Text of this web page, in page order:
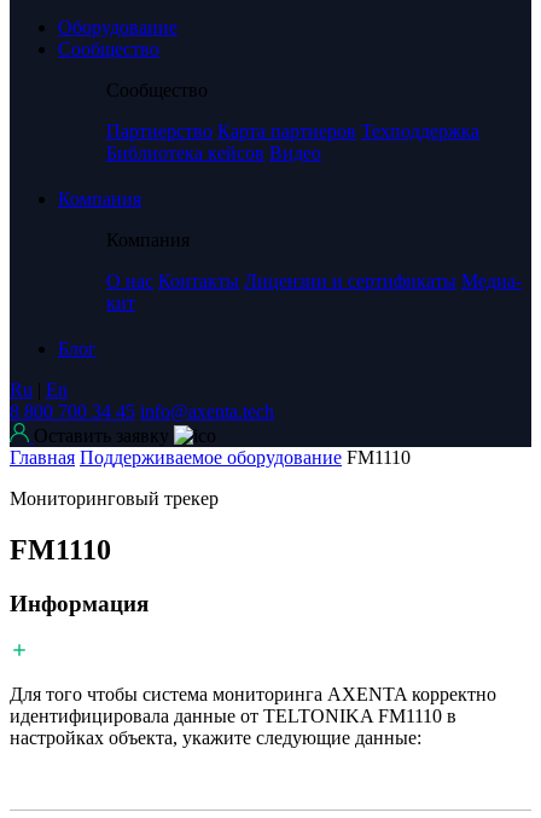
Оборудование
Сообщество
Сообщество
Партнерство Карта партнеров Техподдержка
Библиотека кейсов Видео
Компания
Компания
О нас Контакты Лицензии и сертификаты Медиа-
кит
Блог
Ru | En
8 800 700 34 45 info@axenta.tech
Оставить заявку
Главная Поддерживаемое оборудование FM1110
Мониторинговый трекер
FM1110
Информация
Для того чтобы система мониторинга AXENTA корректно
идентифицировала данные от TELTONIKA FM1110 в
настройках объекта, укажите следующие данные: